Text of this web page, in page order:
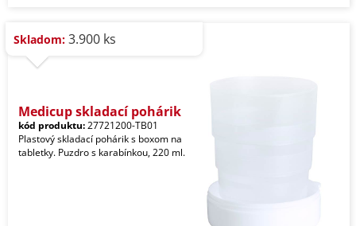
Skladom: 3.900 ks
Medicup skladací pohárik
kód produktu:27721200-TB01
Plastový skladací pohárik s boxom na
tabletky. Puzdro s karabínkou, 220 ml.